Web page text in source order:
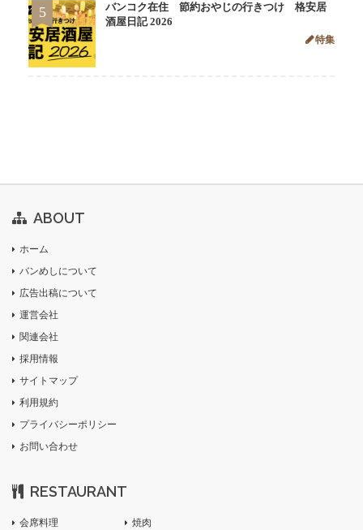
5
バンコク在住 節約おやじの行きつけ 格安居
酒屋日記 2026
特集
ABOUT
ホーム
バンめしについて
広告出稿について
運営会社
関連会社
採用情報
サイトマップ
利用規約
プライバシーポリシー
お問い合わせ
RESTAURANT
会席料理
焼肉